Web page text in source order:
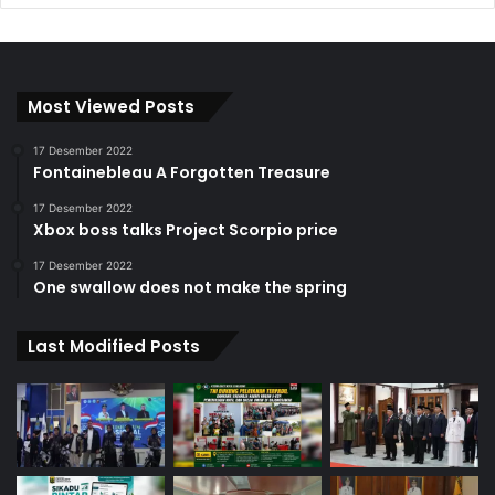
Most Viewed Posts
17 Desember 2022
Fontainebleau A Forgotten Treasure
17 Desember 2022
Xbox boss talks Project Scorpio price
17 Desember 2022
One swallow does not make the spring
Last Modified Posts